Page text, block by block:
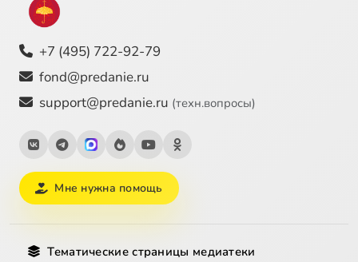
+7 (495) 722-92-79
fond@predanie.ru
support@predanie.ru (техн.вопросы)
Мне нужна помощь
Тематические страницы медиатеки